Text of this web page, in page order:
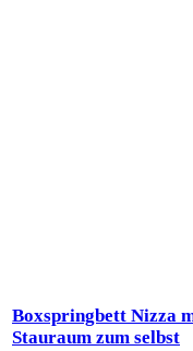
Boxspringbett Nizza
Stauraum zum selbst